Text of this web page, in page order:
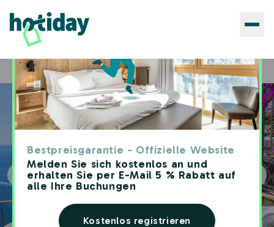
Bestpreisgarantie - Offizielle Website
Melden Sie sich kostenlos an und
erhalten Sie per E-Mail 5 % Rabatt auf
alle Ihre Buchungen
Kostenlos registrieren
Home Hotels Hotiday Positano Volte Alte